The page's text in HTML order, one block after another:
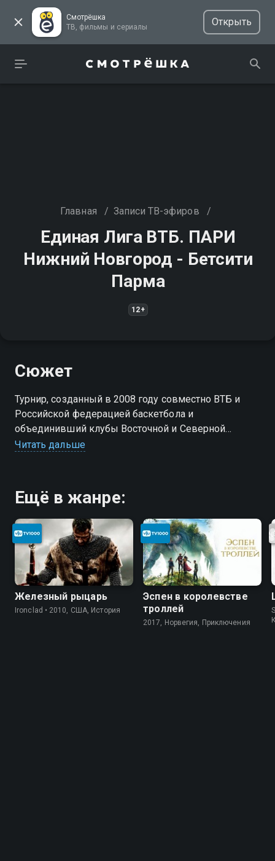
Смотрёшка
ТВ, фильмы и сериалы
Открыть
Главная / Записи ТВ-эфиров /
Единая Лига ВТБ. ПАРИ
Нижний Новгород - Бетсити
Парма
12+
Сюжет
Турнир, созданный в 2008 году совместно ВТБ и
Российской федерацией баскетбола и
объединивший клубы Восточной и Северной
Европы. Является официальным соревнованием
Читать дальше
Ещё в жанре:
Железный рыцарь
Ironclad • 2010, США, История
Эспен в королевстве
троллей
2017, Норвегия, Приключения